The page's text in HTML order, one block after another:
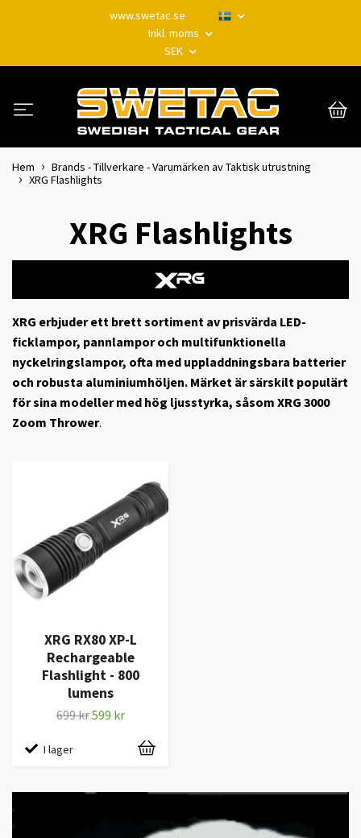
www.swetac.se
Inkl. moms
SEK
Hem
Brands - Tillverkare - Varumärken av Taktisk utrustning
XRG Flashlights
XRG Flashlights
XRG erbjuder ett brett sortiment av prisvärda LED-
ficklampor, pannlampor och multifunktionella
nyckelringslampor, ofta med uppladdningsbara batterier
och robusta aluminiumhöljen. Märket är särskilt populärt
för sina modeller med hög ljusstyrka, såsom XRG 3000
Zoom Thrower.
XRG RX80 XP-L
Rechargeable
Flashlight - 800
lumens
699 kr599 kr
I lager